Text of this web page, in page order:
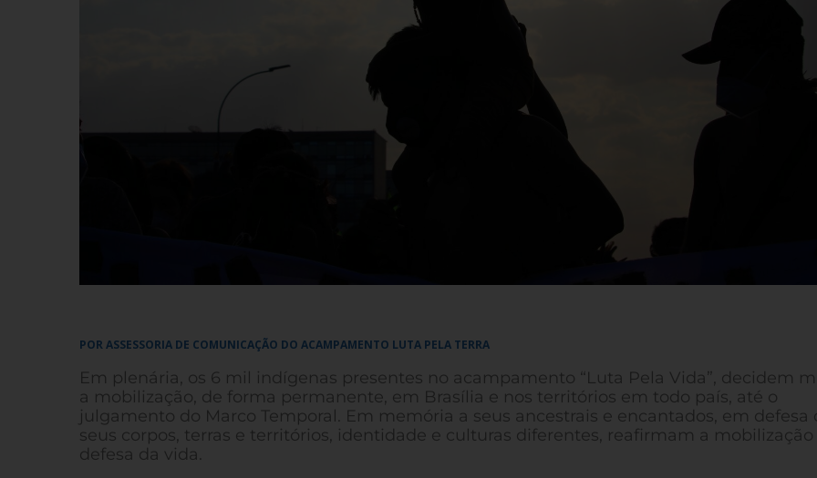
POR ASSESSORIA DE COMUNICAÇÃO DO ACAMPAMENTO LUTA PELA TERRA
Em plenária, os 6 mil indígenas presentes no acampamento “Luta Pela Vida”, decidem
a mobilização, de forma permanente, em Brasília e nos territórios em todo país, até o
julgamento do Marco Temporal. Em memória a seus ancestrais e encantados, em defesa
seus corpos, terras e territórios, identidade e culturas diferentes, reafirmam a
defesa da vida.